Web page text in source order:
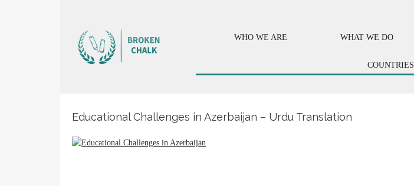
WHO WE ARE WHAT WE DO
COUNTRIES
Educational Challenges in Azerbaijan – Urdu Translation